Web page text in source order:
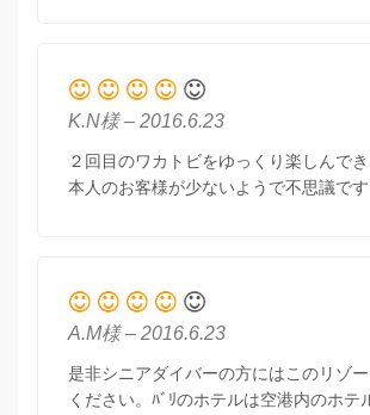
K.N様 – 2016.6.23
２回目のワカトビをゆっくり楽しんで
本人のお客様が少ないようで不思議です
A.M様 – 2016.6.23
是非シニアダイバーの方にはこのリゾ
ください。ﾊﾞﾘのホテルは空港内のホテ